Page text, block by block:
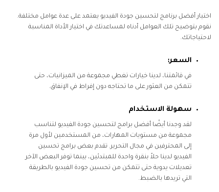
اختيار أفضل برنامج لتحسين جودة الفيديو يعتمد على عدة عوامل مختلفة.
نقوم بتوضيح تلك العوامل أدناه لمساعدتك في اختيار الأداة المناسبة
لاحتياجاتك.
السعر:
في قائمتنا، لدينا خيارات تغطي مجموعة من الميزانيات، حتى
تتمكن من العثور على ما تحتاجه دون إفراط في الإنفاق.
سهولة الاستخدام
لقد وجدنا أيضًا أفضل برامج لتحسين جودة الفيديو لتناسب
مجموعة من مستويات المهارات، من المستخدمين لأول مرة
إلى المحترفين في مجال التحرير. تقدم بعض برامج تحسين
الفيديو لدينا حلاً بنقرة واحدة للمبتدئين، بينما توفر البعض الآخر
تعديلات يدوية حتى تتمكن من تحسين جودة الفيديو بالطريقة
التي تريدها بالضبط.